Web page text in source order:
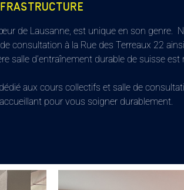
de Lausanne, est unique en son genre.
consultation à la Rue des Terreaux 22 ainsi
salle d’entraînement durable de suisse est
aux cours collectifs et salle de
pour vous soigner durablement.